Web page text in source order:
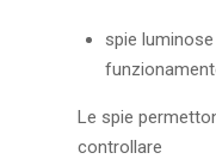
spie luminose
Le spie
controllare